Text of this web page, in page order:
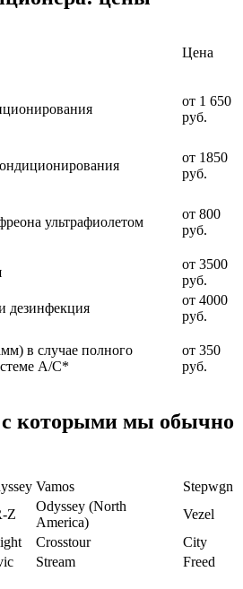
Цена
от 1 650
руб.
от 1850
руб.
ультрафиолетом
от 800
руб.
от 3500
руб.
дезинфекция
от 4000
руб.
в случае полного
A/C*
от 350
руб.
которыми мы обычно
Vamos
Stepwgn
Z
Odyssey (North
America)
Vezel
Crosstour
City
Stream Freed